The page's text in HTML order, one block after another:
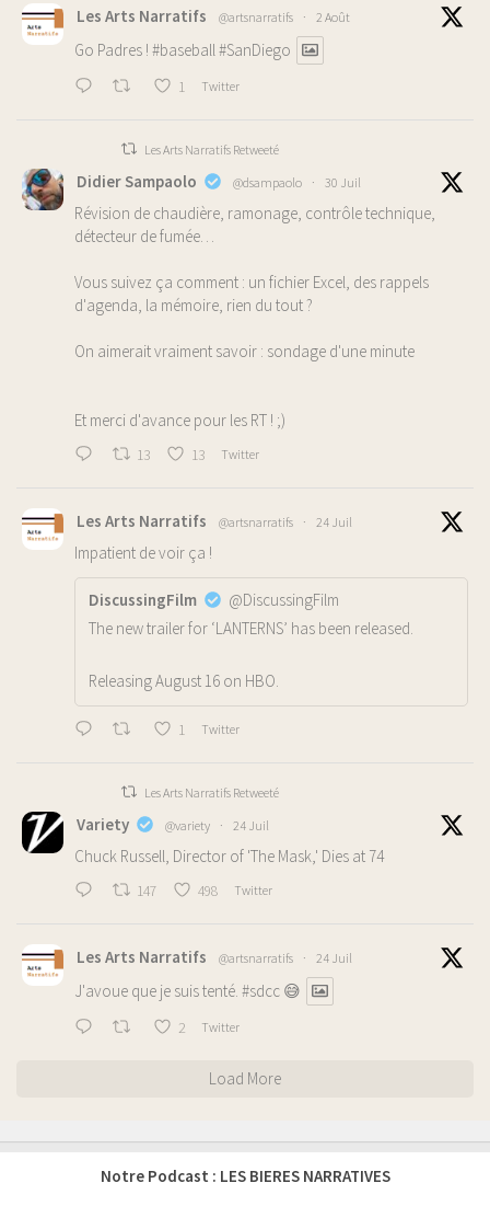
Les Arts Narratifs @artsnarratifs · 2 Août
Go Padres ! #baseball#SanDiego
1 Twitter
Les Arts Narratifs Retweeté
Didier Sampaolo @dsampaolo · 30 Juil
Révision de chaudière, ramonage, contrôle technique,
détecteur de fumée…
Vous suivez ça comment : un fichier Excel, des rappels
d'agenda, la mémoire, rien du tout ?
On aimerait vraiment savoir : sondage d'une minute
Et merci d'avance pour les RT ! ;)
13 13 Twitter
Les Arts Narratifs @artsnarratifs · 24 Juil
Impatient de voir ça !
DiscussingFilm
@DiscussingFilm
The new trailer for ‘LANTERNS’ has been released.
Releasing August 16 on HBO.
1 Twitter
Les Arts Narratifs Retweeté
Variety @variety · 24 Juil
Chuck Russell, Director of 'The Mask,' Dies at 74
147 498 Twitter
Les Arts Narratifs @artsnarratifs · 24 Juil
J'avoue que je suis tenté. #sdcc 😅
2 Twitter
Load More
Notre Podcast : LES BIERES NARRATIVES